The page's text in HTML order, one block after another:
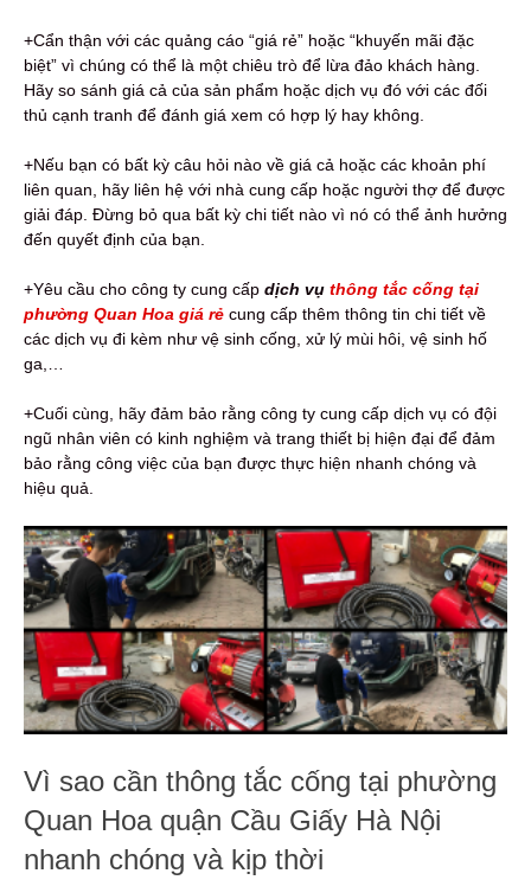
+Cẩn thận với các quảng cáo “giá rẻ” hoặc “khuyến mãi đặc
biệt” vì chúng có thể là một chiêu trò để lừa đảo khách hàng.
Hãy so sánh giá cả của sản phẩm hoặc dịch vụ đó với các đối
thủ cạnh tranh để đánh giá xem có hợp lý hay không.
+Nếu bạn có bất kỳ câu hỏi nào về giá cả hoặc các khoản phí
liên quan, hãy liên hệ với nhà cung cấp hoặc người thợ để được
giải đáp. Đừng bỏ qua bất kỳ chi tiết nào vì nó có thể ảnh hưởng
đến quyết định của bạn.
+Yêu cầu cho công ty cung cấp dịch vụ thông tắc cống tại
phường Quan Hoa giá rẻ cung cấp thêm thông tin chi tiết về
các dịch vụ đi kèm như vệ sinh cống, xử lý mùi hôi, vệ sinh hố
ga,…
+Cuối cùng, hãy đảm bảo rằng công ty cung cấp dịch vụ có đội
ngũ nhân viên có kinh nghiệm và trang thiết bị hiện đại để đảm
bảo rằng công việc của bạn được thực hiện nhanh chóng và
hiệu quả.
Vì sao cần thông tắc cống tại phường
Quan Hoa quận Cầu Giấy Hà Nội
nhanh chóng và kịp thời